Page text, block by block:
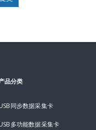
品分类
同步数据采集卡
多功能数据采集卡